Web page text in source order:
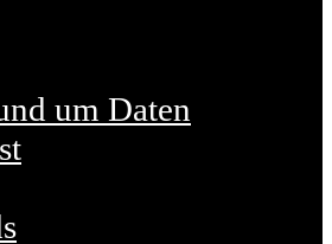
um Daten